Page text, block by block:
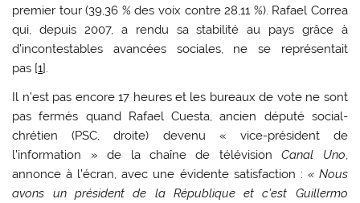
premier tour (39,36 % des voix contre 28,11 %). Rafael Correa
qui, depuis 2007, a rendu sa stabilité au pays grâce à
d’incontestables avancées sociales, ne se représentait
pas [1].
Il n’est pas encore 17 heures et les bureaux de vote ne sont
pas fermés quand Rafael Cuesta, ancien député social-
chrétien (PSC, droite) devenu « vice-président de
l’information » de la chaîne de télévisionCanal Uno,
annonce à l’écran, avec une évidente satisfaction : « Nous
avons un président de la République et c’est Guillermo